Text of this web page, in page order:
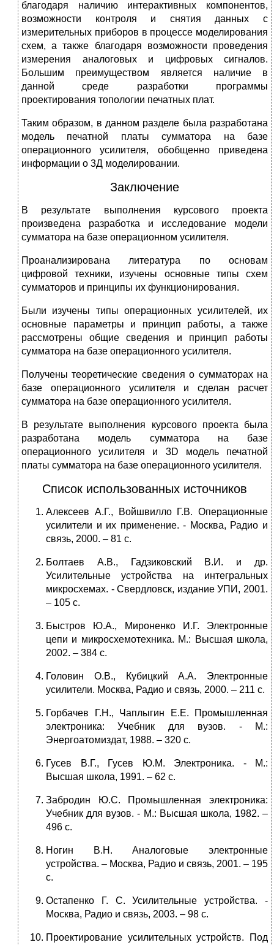
благодаря наличию интерактивных компонентов,
возможности контроля и снятия данных с
измерительных приборов в процессе моделирования
схем, а также благодаря возможности проведения
измерения аналоговых и цифровых сигналов.
Большим преимуществом является наличие в
данной среде разработки программы
проектирования топологии печатных плат.
Таким образом, в данном разделе была разработана
модель печатной платы сумматора на базе
операционного усилителя, обобщенно приведена
информации о 3Д моделировании.
Заключение
В результате выполнения курсового проекта
произведена разработка и исследование модели
сумматора на базе операционном усилителя.
Проанализирована литература по основам
цифровой техники, изучены основные типы схем
сумматоров и принципы их функционирования.
Были изучены типы операционных усилителей, их
основные параметры и принцип работы, а также
рассмотрены общие сведения и принцип работы
сумматора на базе операционного усилителя.
Получены теоретические сведения о сумматорах на
базе операционного усилителя и сделан расчет
сумматора на базе операционного усилителя.
В результате выполнения курсового проекта была
разработана модель сумматора на базе
операционного усилителя и 3D модель печатной
платы сумматора на базе операционного усилителя.
Список использованных источников
Алексеев А.Г., Войшвилло Г.В. Операционные
усилители и их применение. - Москва, Радио и
связь, 2000. – 81 с.
Болтаев А.В., Гадзиковский В.И. и др.
Усилительные устройства на интегральных
микросхемах. - Свердловск, издание УПИ, 2001.
– 105 с.
Быстров Ю.А., Мироненко И.Г. Электронные
цепи и микросхемотехника. М.: Высшая школа,
2002. – 384 с.
Головин О.В., Кубицкий А.А. Электронные
усилители. Москва, Радио и связь, 2000. – 211 с.
Горбачев Г.Н., Чаплыгин Е.Е. Промышленная
электроника: Учебник для вузов. - М.:
Энергоатомиздат, 1988. – 320 с.
Гусев В.Г., Гусев Ю.М. Электроника. - М.:
Высшая школа, 1991. – 62 с.
Забродин Ю.С. Промышленная электроника:
Учебник для вузов. - М.: Высшая школа, 1982. –
496 с.
Ногин В.Н. Аналоговые электронные
устройства. – Москва, Радио и связь, 2001. – 195
с.
Остапенко Г. С. Усилительные устройства. -
Москва, Радио и связь, 2003. – 98 с.
Проектирование усилительных устройств. Под